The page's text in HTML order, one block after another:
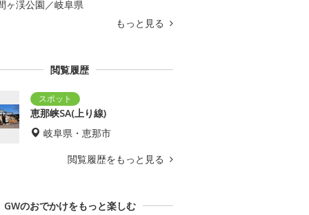
ヶ渓公園／岐阜県
もっと見る
閲覧履歴
恵那峡SA(上り線)
岐阜県・恵那市
閲覧履歴をもっと見る
GWのおでかけをもっと楽しむ